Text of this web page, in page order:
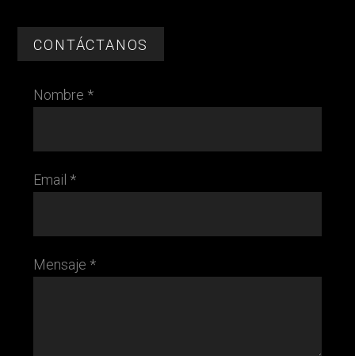
CONTÁCTANOS
Nombre *
Email *
Mensaje *